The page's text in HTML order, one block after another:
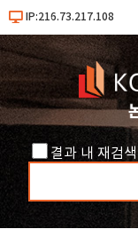
IP:216.73.217.108
결과 내 재검색